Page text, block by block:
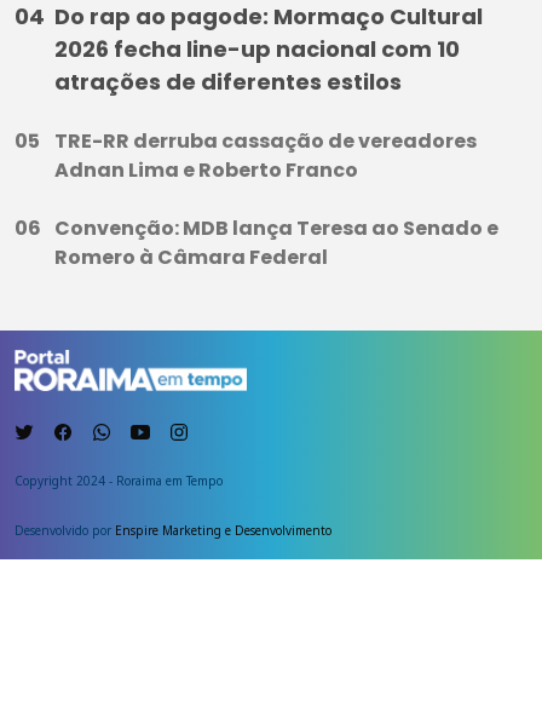
Do rap ao pagode: Mormaço Cultural
2026 fecha line-up nacional com 10
atrações de diferentes estilos
TRE-RR derruba cassação de vereadores
Adnan Lima e Roberto Franco
Convenção: MDB lança Teresa ao Senado e
Romero à Câmara Federal
Copyright 2024 - Roraima em Tempo
Desenvolvido por Enspire Marketing e Desenvolvimento